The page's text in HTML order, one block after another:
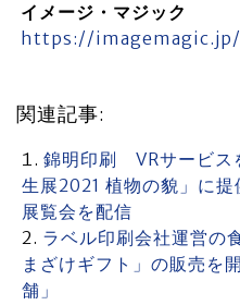
イメージ・マジック
https://imagemagic.jp/
関連記事:
錦明印刷 VRサービス
生展2021 植物の貌」に
展覧会を配信
ラベル印刷会社運営の
まざけギフト」の販売
舗」